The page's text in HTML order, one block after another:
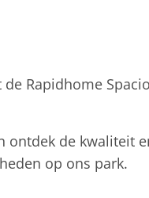
Rapidhome
de kwaliteit
op ons park.